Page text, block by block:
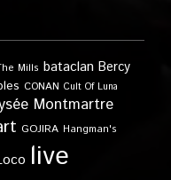
Mills bataclan Bercy
CONAN Cult Of Luna
Montmartre
GOJIRA Hangman's
live